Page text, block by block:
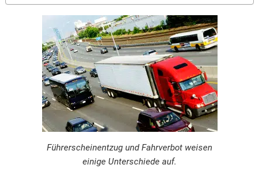
Führerscheinentzug und Fahrverbot weisen
einige Unterschiede auf.